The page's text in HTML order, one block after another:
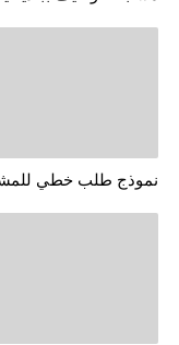
نموذج طلب خطي